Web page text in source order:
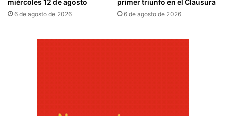
miércoles 12 de agosto
6 de agosto de 2026
primer triunfo en el Clausura
6 de agosto de 2026